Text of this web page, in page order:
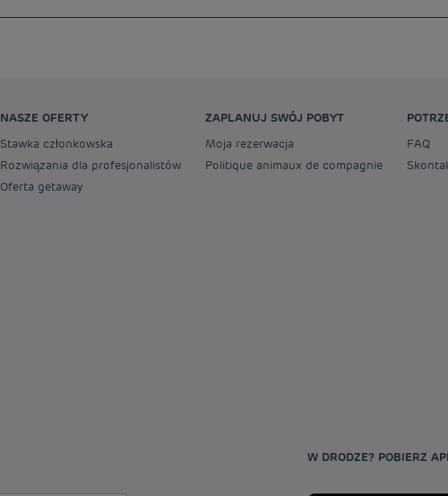
NASZE OFERTY
Stawka członkowska
Rozwiązania dla profesjonalistów
Oferta getaway
ZAPLANUJ SWÓJ POBYT
Moja rezerwacja
Politique animaux de compagnie
FAQ
W DRODZE? POBIERZ